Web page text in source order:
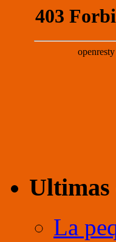
Ultimas
La